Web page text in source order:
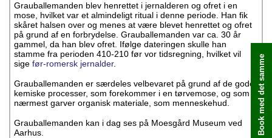
Grauballemanden blev henrettet i jernalderen og ofret i en
mose, hvilket var et almindeligt ritual i denne periode. Han fik
skåret halsen over og menes at være blevet henrettet og ofret
på grund af en forbrydelse. Grauballemanden var ca. 30 år
gammel, da han blev ofret. Ifølge dateringen skulle han
stamme fra perioden 410-210 før vor tidsregning, hvilket vil
sige før-romersk jernalder.
Grauballemanden er særdeles velbevaret på grund af de gode
kemiske processer, som forekommer i en tørvemose, og som
nærmest garver organisk materiale, som menneskehud.
Grauballemanden kan i dag ses på Moesgård Museum ved
Aarhus.
Book med det samme